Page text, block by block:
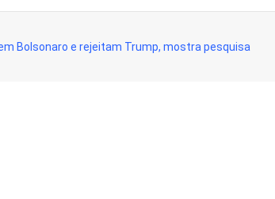
Bolsonaro e rejeitam Trump, mostra pesquisa